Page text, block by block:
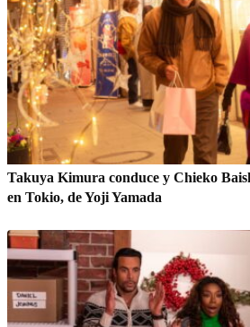
Takuya Kimura conduce y Chieko
en Tokio, de Yoji Yamada